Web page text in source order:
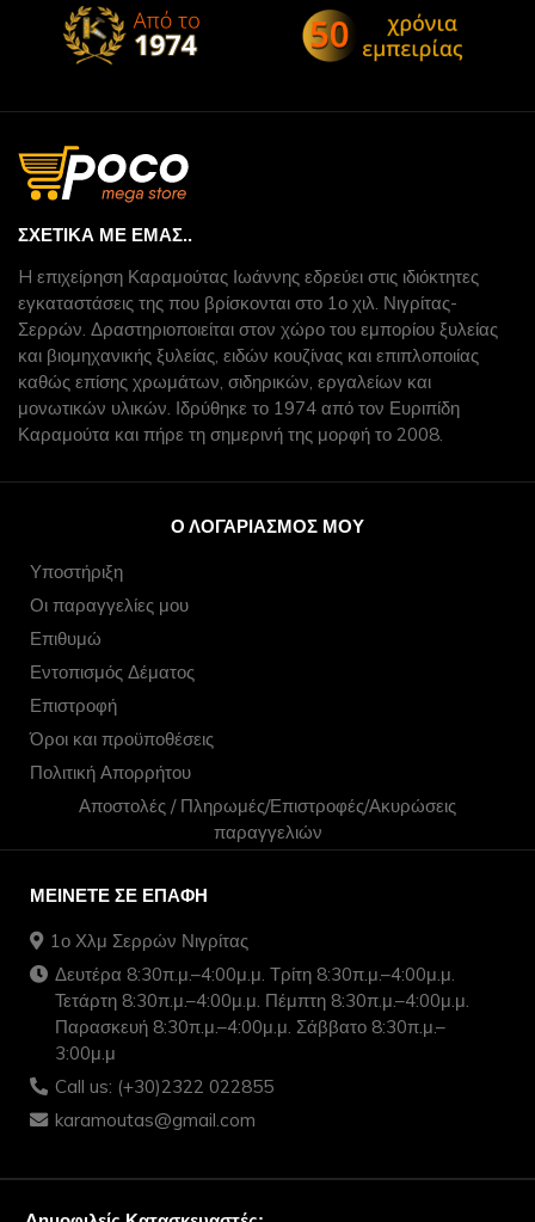
ΣΧΕΤΙΚΆ ΜΕ ΕΜΆΣ..
H επιχείρηση Καραμούτας Ιωάννης εδρεύει στις ιδιόκτητες
εγκαταστάσεις της που βρίσκονται στο 1ο χιλ. Νιγρίτας-
Σερρών. Δραστηριοποιείται στον χώρο του εμπορίου ξυλείας
και βιομηχανικής ξυλείας, ειδών κουζίνας και επιπλοποιίας
καθώς επίσης χρωμάτων, σιδηρικών, εργαλείων και
μονωτικών υλικών. Ιδρύθηκε το 1974 από τον Ευριπίδη
Καραμούτα και πήρε τη σημερινή της μορφή το 2008.
Ο ΛΟΓΑΡΙΑΣΜΌΣ ΜΟΥ
Υποστήριξη
Οι παραγγελίες μου
Επιθυμώ
Εντοπισμός Δέματος
Επιστροφή
Όροι και προϋποθέσεις
Πολιτική Απορρήτου
Αποστολές / Πληρωμές/Επιστροφές/Ακυρώσεις
παραγγελιών
ΜΕΊΝΕΤΕ ΣΕ ΕΠΑΦΉ
1ο Χλμ Σερρών Νιγρίτας
Δευτέρα 8:30π.μ.–4:00μ.μ. Τρίτη 8:30π.μ.–4:00μ.μ.
Τετάρτη 8:30π.μ.–4:00μ.μ. Πέμπτη 8:30π.μ.–4:00μ.μ.
Παρασκευή 8:30π.μ.–4:00μ.μ. Σάββατο 8:30π.μ.–
3:00μ.μ
Call us: (+30)2322 022855
karamoutas@gmail.com